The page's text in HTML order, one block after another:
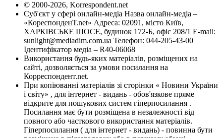
© 2000-2026, Korrespondent.net
Суб'єкт у сфері онлайн-медіа Назва онлайн-медіа –
«КореспонденТ.net» Адреса: 02091, місто Київ,
ХАРКІВСЬКЕ ШОСЕ, будинок 172-Б, офіс 208/1 E-mail:
sunlight@mediadim.com.ua Телефон: 044-205-43-00
Ідентифікатор медіа – R40-06068
Використання будь-яких матеріалів, розміщених на
сайті, дозволяється за умови посилання на
Корреспондент.net.
При копіюванні матеріалів зі сторінки « Новини України
і світу» , для інтернет - видань - обов'язкове пряме
відкрите для пошукових систем гіперпосилання .
Посилання має бути розміщена в незалежності від
повного або часткового використання матеріалів.
Гіперпосилання ( для інтернет - видань) - повинна бути